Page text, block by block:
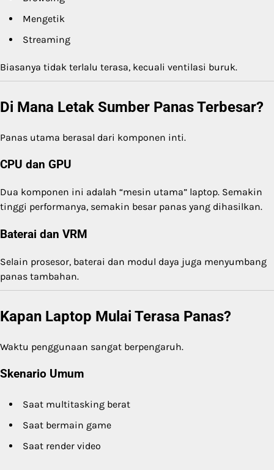
Mengetik
Streaming
Biasanya tidak terlalu terasa, kecuali ventilasi buruk.
Di Mana Letak Sumber Panas Terbesar?
Panas utama berasal dari komponen inti.
CPU dan GPU
Dua komponen ini adalah “mesin utama” laptop. Semakin
tinggi performanya, semakin besar panas yang dihasilkan.
Baterai dan VRM
Selain prosesor, baterai dan modul daya juga menyumbang
panas tambahan.
Kapan Laptop Mulai Terasa Panas?
Waktu penggunaan sangat berpengaruh.
Skenario Umum
Saat multitasking berat
Saat bermain game
Saat render video